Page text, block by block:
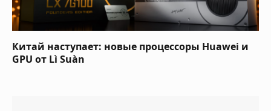
Китай наступает: новые процессоры Huawei и
GPU от Lì Suàn